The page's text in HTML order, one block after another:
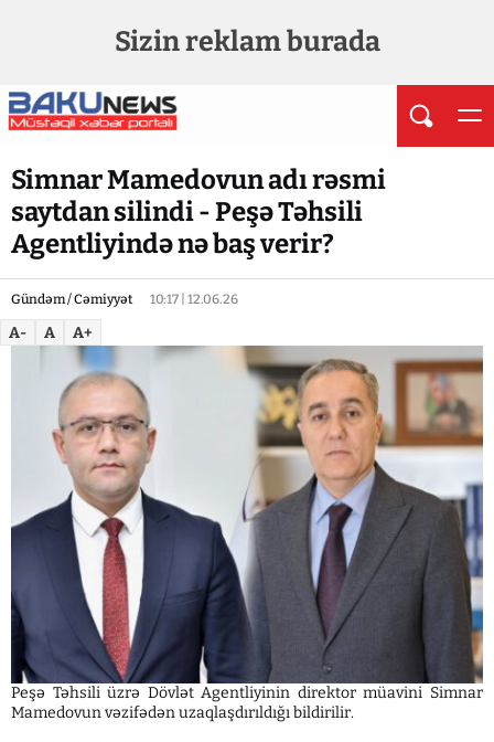
Sizin reklam burada
Simnar Mamedovun adı rəsmi
saytdan silindi - Peşə Təhsili
Agentliyində nə baş verir?
Gündəm / Cəmiyyət 10:17 | 12.06.26
A- A A+
Peşə Təhsili üzrə Dövlət Agentliyinin direktor müavini Simnar
Mamedovun vəzifədən uzaqlaşdırıldığı bildirilir.